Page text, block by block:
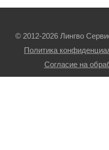
© 2012-2026 Лингво
Политика
Согласие на